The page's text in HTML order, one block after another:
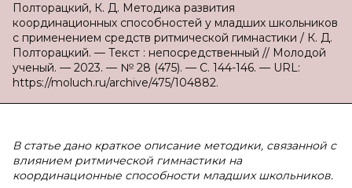
Полторацкий, К. Д. Методика развития
координационных способностей у младших школьников
с применением средств ритмической гимнастики / К. Д.
Полторацкий. — Текст : непосредственный // Молодой
ученый. — 2023. — № 28 (475). — С. 144-146. — URL:
https://moluch.ru/archive/475/104882.
В статье дано краткое описание методики, связанной с
влиянием ритмической гимнастики на
координационные способности младших школьников.